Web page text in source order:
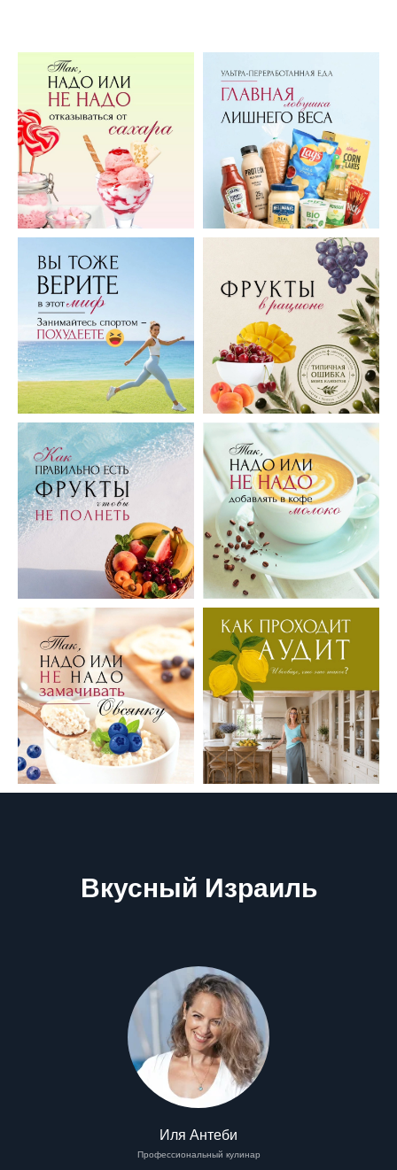
Вкусный Израиль
Иля Антеби
Профессиональный кулинар